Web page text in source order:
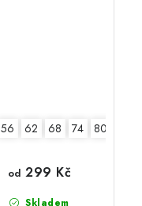
56 62 68 74 80
Skladem
od 299 Kč